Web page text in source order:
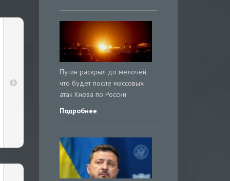
Путин раскрыл до мелочей,
что будет после массовых
атак Киева по России
Подробнее